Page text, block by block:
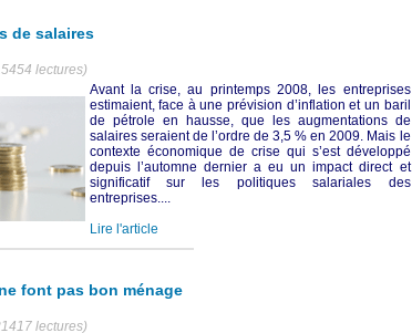
de salaires
lectures)
Avant la crise, au printemps 2008, les entreprises
estimaient, face à une prévision d’inflation et un baril
de pétrole en hausse, que les augmentations de
salaires seraient de l’ordre de 3,5 % en 2009. Mais le
contexte économique de crise qui s’est développé
depuis l’automne dernier a eu un impact direct et
significatif sur les politiques salariales des
entreprises....
Lire l'article
font pas bon ménage
lectures)